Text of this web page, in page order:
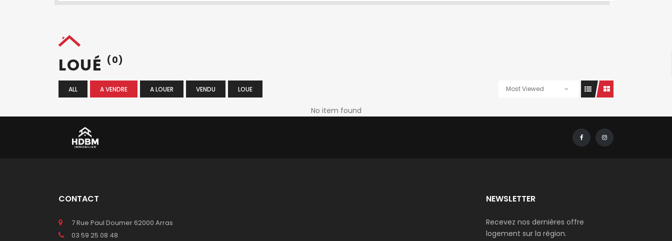
LOUÉ (0)
ALL A VENDRE A LOUER VENDU LOUE Most Viewed
No item found
CONTACT
7 Rue Paul Doumer 62000 Arras
03 59 25 08 48
NEWSLETTER
Recevez nos dernières offre
logement sur la région.